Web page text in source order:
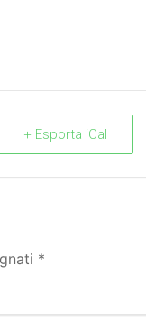
+ Esporta iCal
*